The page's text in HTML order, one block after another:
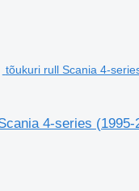
tõukuri rull Scania 4-
4-series (1995-